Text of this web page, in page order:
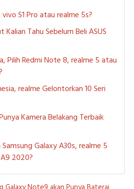
S1 Pro atau realme 5s?
Tahu Sebelum Beli ASUS
Pilih Redmi Note 8, realme 5 atau
realme Gelontorkan 10 Seri
Kamera Belakang Terbaik
Samsung Galaxy A30s, realme 5
2020?